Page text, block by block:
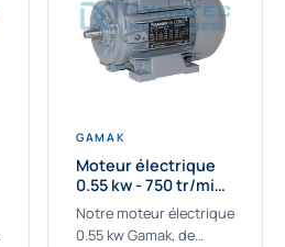
GAMAK
Moteur électrique
0.55 kw - 750 tr/min -
230/400V - IE2
Notre moteur électrique
0.55 kw Gamak, de